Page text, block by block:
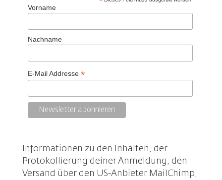
Vorname
Nachname
E-Mail Addresse *
Informationen zu den Inhalten, der
Protokollierung deiner Anmeldung, den
Versand über den US-Anbieter MailChimp,